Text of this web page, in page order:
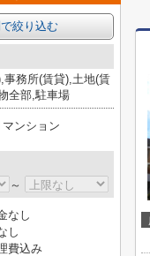
絞り込む
事務所(賃貸),土地(賃
全部,駐車場
マンション
～
なし
し
費込み